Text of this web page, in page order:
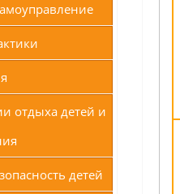
отдыха детей и
детей